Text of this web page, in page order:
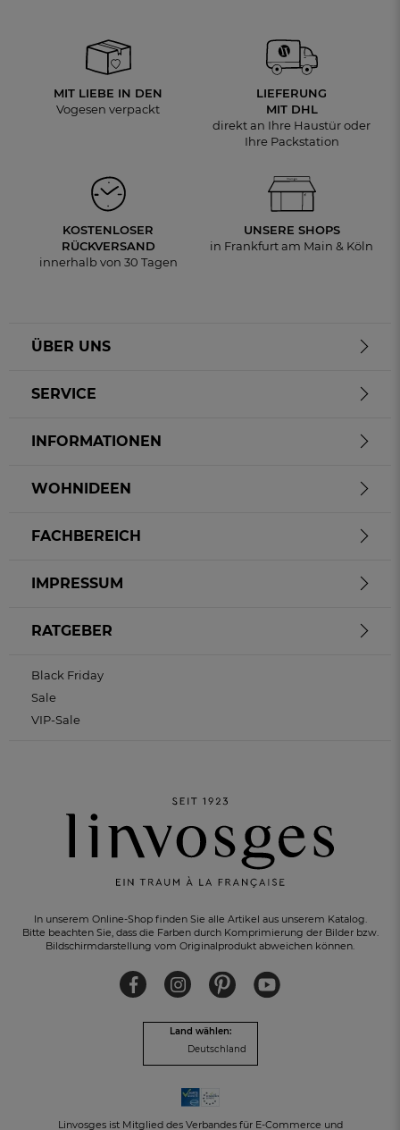
KOSTENLOSER RÜCKVERSANDinnerhalb von 30 Tagen
MIT LIEBE IN DEN
Vogesen verpackt
LIEFERUNG
MIT DHL
direkt an Ihre Haustür oder
Ihre Packstation
KOSTENLOSER
RÜCKVERSAND
innerhalb von 30 Tagen
UNSERE SHOPS
in Frankfurt am Main & Köln
In unserem Online-Shop finden Sie alle Artikel aus unserem Katalog.
Bitte beachten Sie, dass die Farben durch Komprimierung der Bilder bzw.
Bildschirmdarstellung vom Originalprodukt abweichen können.
Land wählen:
Deutschland
Linvosges ist Mitglied des Verbandes für E-Commerce und
ÜBER UNS
SERVICE
INFORMATIONEN
WOHNIDEEN
FACHBEREICH
IMPRESSUM
RATGEBER
Black Friday
Sale
VIP-Sale